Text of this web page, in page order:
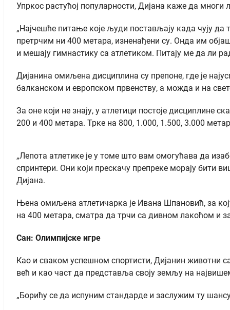
Упркос растућој популарности, Дијана каже да
„Најчешће питање које људи постављају када чују
претрчим ни 400 метара, изненађени су. Онда им
и мешају гимнастику са атлетиком. Питају ме да ли
Дијанина омиљена дисциплина су препоне, где је
балканском и европском првенству, а можда и на
За оне који не знају, у атлетици постоје
200 и 400 метара. Трке на 800, 1.000, 1.500, 3.000
„Лепота атлетике је у томе што вам омогућава да
спринтери. Они који прескачу препреке морају бити
Дијана.
Њена омиљена атлетичарка је Ивана Шпановић, за
на 400 метара, сматра да трчи са дивном лакоћом и
Сан: Олимпијске игре
Као и сваком успешном спортисти, Дијанин животни
већ и као част да представља своју земљу на
„Борићу се да испуним стандарде и заслужим ту